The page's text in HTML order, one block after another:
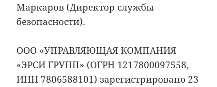
Маркаров (Директор службы
безопасности).
ООО «УПРАВЛЯЮЩАЯ КОМПАНИЯ
«ЭРСИ ГРУПП» (ОГРН 1217800097558,
ИНН 7806588101) зарегистрировано 23